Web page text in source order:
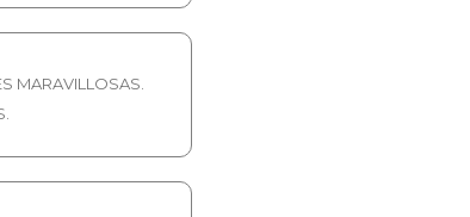
MARAVILLOSAS.